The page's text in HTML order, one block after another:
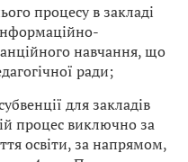
процесу в закладі
навчання, що
ради;
для закладів
процес виключно за
освіти, за напрямом,